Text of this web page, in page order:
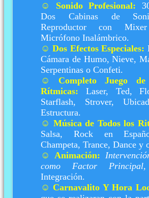
☺ Sonido Profesional:
Dos Cabinas de
Reproductor con
Micrófono Inalámbrico.
☺Dos Efectos Especiales:
Cámara de Humo, Nieve,
Serpentinas o Confeti.
☺ Completo Juego
Rítmicas: Laser, Ted,
Starflash, Strover,
Estructura.
☺ Música de Todos los
Salsa, Rock en
Champeta, Trance, Dance y
☺Animación:
como Factor Principal,
Integración.
☺ Carnavalito Y Hora